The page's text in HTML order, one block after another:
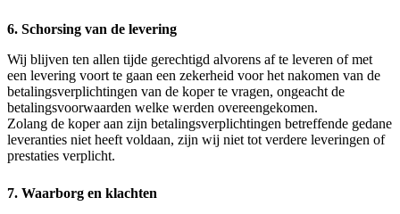
6. Schorsing van de levering
Wij blijven ten allen tijde gerechtigd alvorens af te leveren of met
een levering voort te gaan een zekerheid voor het nakomen van de
betalingsverplichtingen van de koper te vragen, ongeacht de
betalingsvoorwaarden welke werden overeengekomen.
Zolang de koper aan zijn betalingsverplichtingen betreffende gedane
leveranties niet heeft voldaan, zijn wij niet tot verdere leveringen of
prestaties verplicht.
7. Waarborg en klachten